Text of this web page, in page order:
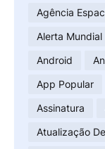
Agência
Alerta Mundial
Android
App Popular
Assinatura
Atualização